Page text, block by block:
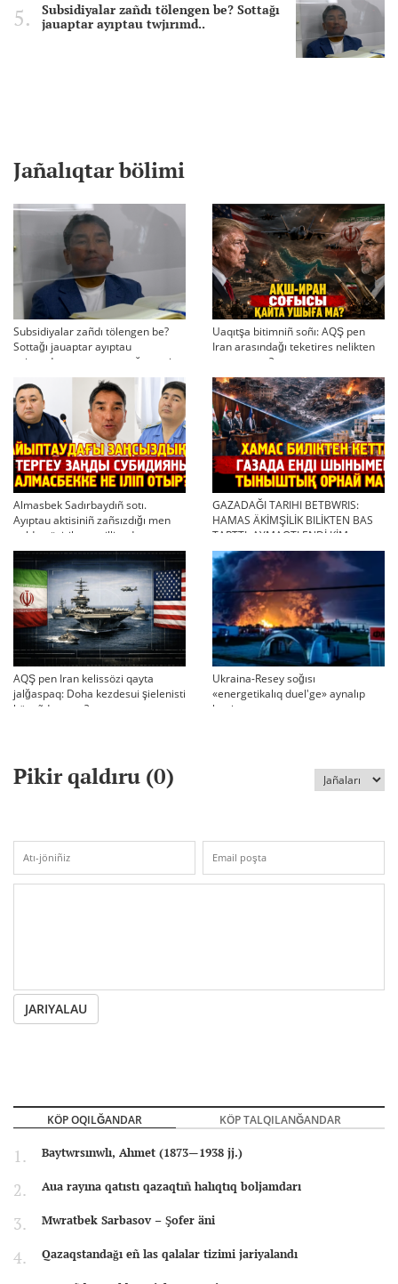
Subsidiyalar zañdı tölengen be? Sottağı
jauaptar ayıptau twjırımd..
Jañalıqtar bölimi
Subsidiyalar zañdı tölengen be?
Sottağı jauaptar ayıptau
twjırımdarın qayta qarauğa negiz
bola ala ma?
Uaqıtşa bitimniñ soñı: AQŞ pen
Iran arasındağı teketires nelikten
qayta uşıqtı?
Almasbek Sadırbaydıñ sotı.
Ayıptau aktisiniñ zañsızdığı men
qoldan ösirilgen milliondar
GAZADAĞI TARIHI BETBWRIS:
HAMAS ÄKİMŞİLİK BILİKTEN BAS
TARTTI. AYMAQTI ENDİ KİM
BASQARADI?
AQŞ pen Iran kelissözi qayta
jalğaspaq: Doha kezdesui şielenisti
bäseñdete me?
Ukraina-Resey soğısı
«energetikalıq duel'ge» aynalıp
ketti
Pikir qaldıru (0)
JARIYALAU
KÖP OQILĞANDAR KÖP TALQILANĞANDAR
Baytwrsınwlı, Ahmet (1873—1938 jj.)
Aua rayına qatıstı qazaqtıñ halıqtıq boljamdarı
Mwratbek Sarbasov – Şofer äni
Qazaqstandağı eñ las qalalar tizimi jariyalandı